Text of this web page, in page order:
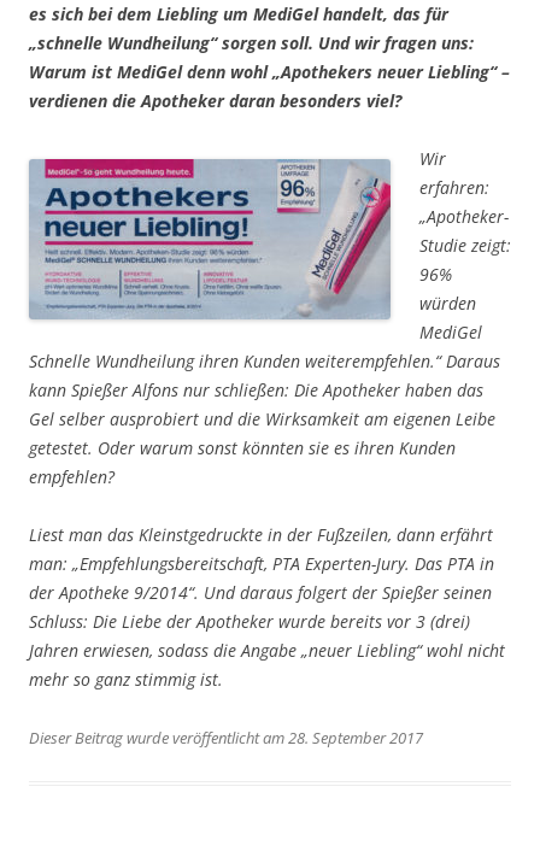
es sich bei dem Liebling um MediGel handelt, das für
„schnelle Wundheilung“sorgen soll. Und wir fragen uns:
Warum ist MediGel denn wohl„Apothekers neuer Liebling“–
verdienen die Apotheker daran besonders viel?
Wir
erfahren:
„Apotheker-
Studie zeigt:
96%
würden
MediGel
Schnelle Wundheilung ihren Kunden weiterempfehlen.“Daraus
kann Spießer Alfons nur schließen: Die Apotheker haben das
Gel selber ausprobiert und die Wirksamkeit am eigenen Leibe
getestet. Oder warum sonst könnten sie es ihren Kunden
empfehlen?
Liest man das Kleinstgedruckte in der Fußzeilen, dann erfährt
man: „Empfehlungsbereitschaft, PTA Experten-Jury. Das PTA in
der Apotheke 9/2014“. Und daraus folgert der Spießer seinen
Schluss: Die Liebe der Apotheker wurde bereits vor 3 (drei)
Jahren erwiesen, sodass die Angabe „neuer Liebling“wohl nicht
mehr so ganz stimmig ist.
Dieser Beitrag wurde veröffentlicht am 28. September 2017